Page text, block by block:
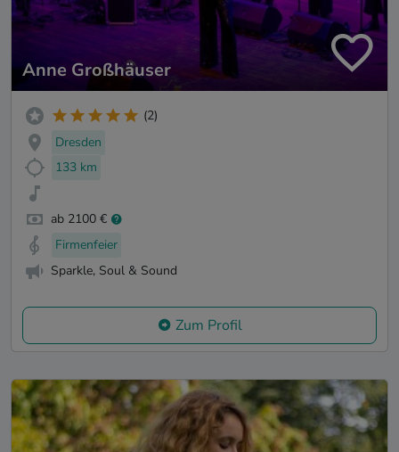
Anne Großhäuser
(2)
Dresden
133 km
ab 2100 €
Firmenfeier
Sparkle, Soul & Sound
Zum Profil